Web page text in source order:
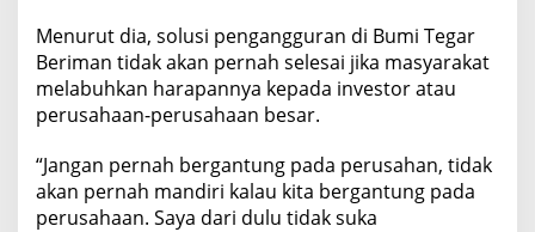
Menurut dia, solusi pengangguran di Bumi Tegar
Beriman tidak akan pernah selesai jika masyarakat
melabuhkan harapannya kepada investor atau
perusahaan-perusahaan besar.
“Jangan pernah bergantung pada perusahan, tidak
akan pernah mandiri kalau kita bergantung pada
perusahaan. Saya dari dulu tidak suka